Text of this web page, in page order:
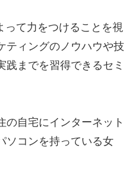
って力をつけることを視
ティングのノウハウや技
践までを習得できるセミ
の自宅にインターネット
ソコンを持っている女